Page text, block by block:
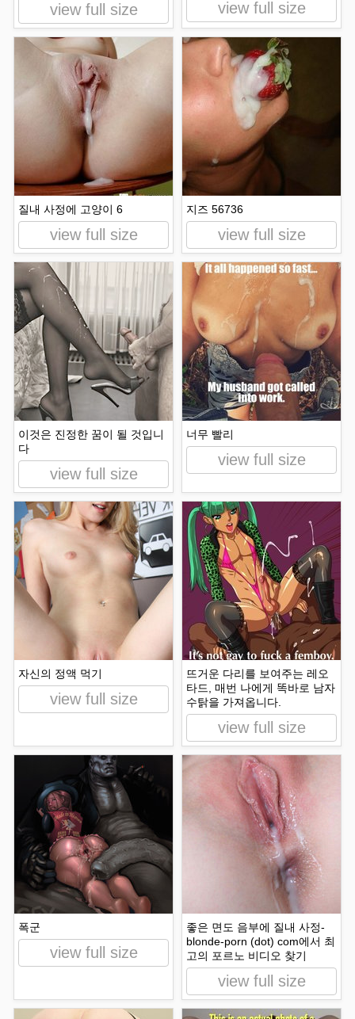
view full size view full size
질내 사정에 고양이 6
view full size
지즈 56736
view full size
이것은 진정한 꿈이 될 것입니
다
view full size
너무 빨리
view full size
자신의 정액 먹기
view full size
뜨거운 다리를 보여주는 레오
타드, 매번 나에게 똑바로 남자
수탉을 가져옵니다.
view full size
폭군
view full size
좋은 면도 음부에 질내 사정-
blonde-porn (dot) com에서 최
고의 포르노 비디오 찾기
view full size